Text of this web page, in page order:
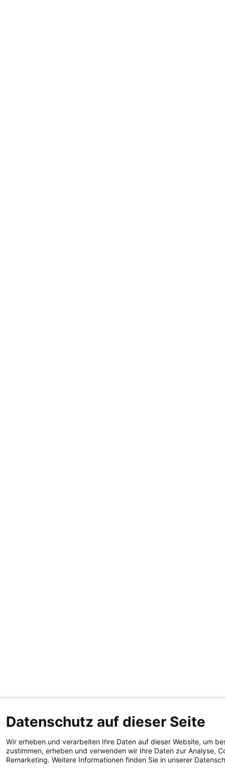
Datenschutz auf dieser Seite
Wir erheben und verarbeiten Ihre Daten auf dieser Website, um
zustimmen, erheben und verwenden wir Ihre Daten zur Analyse,
Remarketing. Weitere Informationen finden Sie in unserer